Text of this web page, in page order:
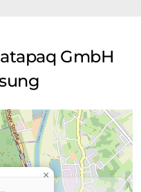
GmbH
×